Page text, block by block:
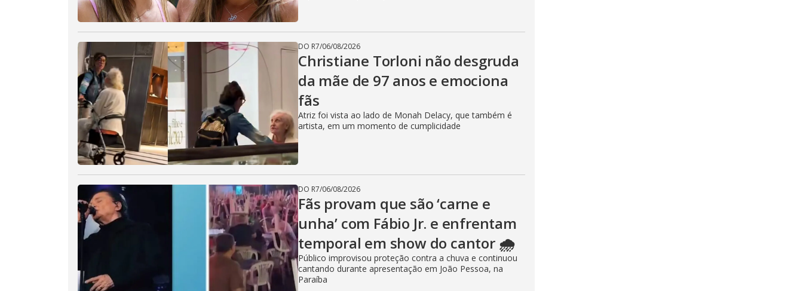
DO R7/06/08/2026
Christiane Torloni não desgruda
da mãe de 97 anos e emociona
fãs
Atriz foi vista ao lado de Monah Delacy, que também é
artista, em um momento de cumplicidade
DO R7/06/08/2026
Fãs provam que são ‘carne e
unha’ com Fábio Jr. e enfrentam
temporal em show do cantor 🌧️
Público improvisou proteção contra a chuva e continuou
cantando durante apresentação em João Pessoa, na
Paraíba